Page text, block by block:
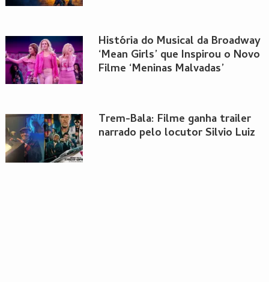
História do Musical da Broadway
‘Mean Girls’ que Inspirou o Novo
Filme ‘Meninas Malvadas’
Trem-Bala: Filme ganha trailer
narrado pelo locutor Silvio Luiz